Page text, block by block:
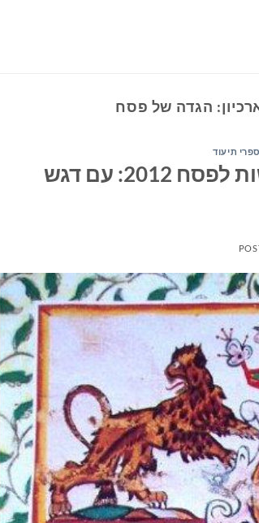
הגדה של פסח
תיעוד
תערוכת הגדות מיוחדת והגדות חדשות לפסח 2012: עם דגש